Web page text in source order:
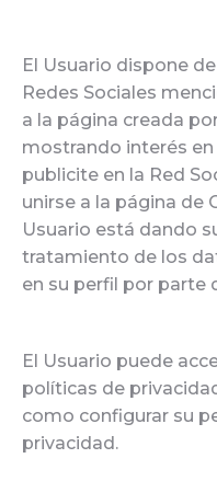
El Usuario dispone
Redes Sociales
a la página creada
mostrando interés
publicite en la Red
unirse a la página de
Usuario está dando
tratamiento de los
en su perfil por parte
El Usuario puede
políticas de
como configurar su
privacidad.